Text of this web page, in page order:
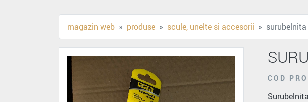
magazin web produse scule, unelte si accesorii
COD